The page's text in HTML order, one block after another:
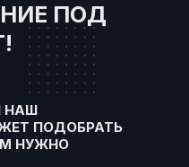
НАШ
ПОДОБРАТЬ
НУЖНО
ПОД